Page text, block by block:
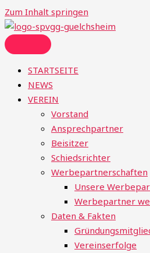
Zum Inhalt springen
STARTSEITE
NEWS
VEREIN
Vorstand
Ansprechpartner
Beisitzer
Schiedsrichter
Werbepartnerschaften
Unsere
Werbepartner
Daten & Fakten
Vereinserfolge